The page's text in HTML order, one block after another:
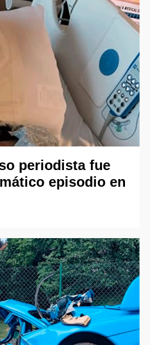
periodista fue
episodio en